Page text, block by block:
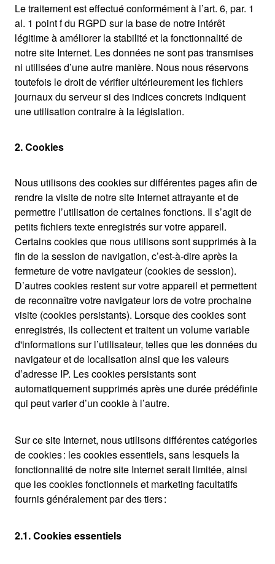
Le traitement est effectué conformément à l’art. 6, par. 1
al. 1 point f du RGPD sur la base de notre intérêt
légitime à améliorer la stabilité et la fonctionnalité de
notre site Internet. Les données ne sont pas transmises
ni utilisées d’une autre manière. Nous nous réservons
toutefois le droit de vérifier ultérieurement les fichiers
journaux du serveur si des indices concrets indiquent
une utilisation contraire à la législation.
2. Cookies
Nous utilisons des cookies sur différentes pages afin de
rendre la visite de notre site Internet attrayante et de
permettre l’utilisation de certaines fonctions. Il s’agit de
petits fichiers texte enregistrés sur votre appareil.
Certains cookies que nous utilisons sont supprimés à la
fin de la session de navigation, c’est-à-dire après la
fermeture de votre navigateur (cookies de session).
D’autres cookies restent sur votre appareil et permettent
de reconnaître votre navigateur lors de votre prochaine
visite (cookies persistants). Lorsque des cookies sont
enregistrés, ils collectent et traitent un volume variable
d'informations sur l’utilisateur, telles que les données du
navigateur et de localisation ainsi que les valeurs
d’adresse IP. Les cookies persistants sont
automatiquement supprimés après une durée prédéfinie
qui peut varier d’un cookie à l’autre.
Sur ce site Internet, nous utilisons différentes catégories
de cookies : les cookies essentiels, sans lesquels la
fonctionnalité de notre site Internet serait limitée, ainsi
que les cookies fonctionnels et marketing facultatifs
fournis généralement par des tiers :
2.1. Cookies essentiels